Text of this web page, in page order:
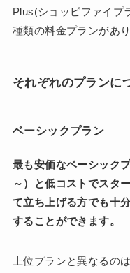
Plus(ショッピファイプ
種類の料金プランがあり
それぞれのプランに
ベーシックプラン
最も安価なベーシック
～）と低コストでスタ
て立ち上げる方でも十
することができます。
上位プランと異なるの